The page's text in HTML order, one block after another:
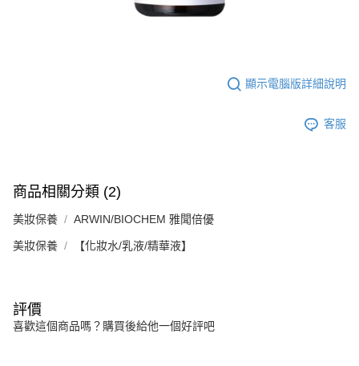
顯示電腦版詳細說明
客服
商品相關分類 (2)
美妝保養 ARWIN/BIOCHEM 雅聞倍優
美妝保養 【化妝水/乳液/精華液】
評價
喜歡這個商品嗎？購買後給他一個好評吧